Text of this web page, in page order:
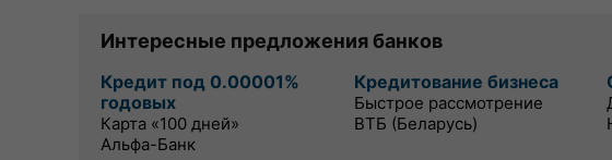
Интересные предложения банков
Кредит под 0.00001%
годовых
Карта «100 дней»
Альфа-Банк
Кредитование бизнеса
Быстрое рассмотрение
ВТБ (Беларусь)